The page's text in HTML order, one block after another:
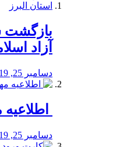
بازگشت
آزاد
دسامبر 25, 2019
دسامبر 25, 2019